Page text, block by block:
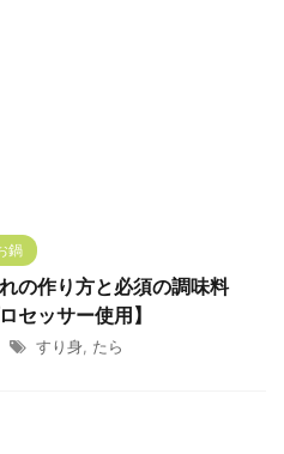
鍋
の作り方と必須の調味料
セッサー使用】
すり身 たら